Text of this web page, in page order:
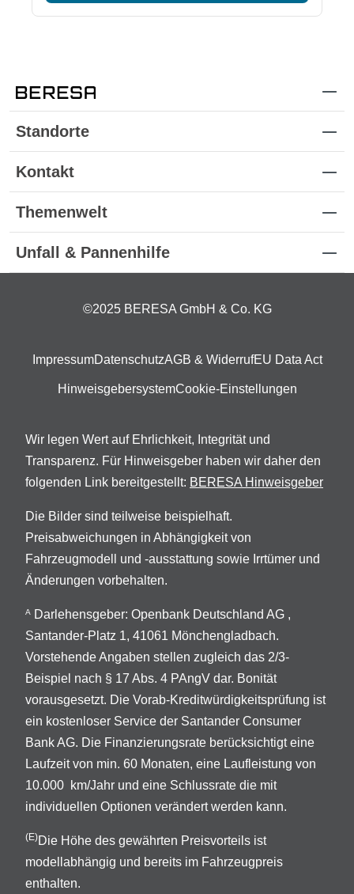
Standorte
Kontakt
Themenwelt
Unfall & Pannenhilfe
©2025 BERESA GmbH & Co. KG
ImpressumDatenschutzAGB & WiderrufEU Data Act
HinweisgebersystemCookie-Einstellungen
Wir legen Wert auf Ehrlichkeit, Integrität und
Transparenz. Für Hinweisgeber haben wir daher den
folgenden Link bereitgestellt: BERESA Hinweisgeber
Die Bilder sind teilweise beispielhaft.
Preisabweichungen in Abhängigkeit von
Fahrzeugmodell und -ausstattung sowie Irrtümer und
Änderungen vorbehalten.
A Darlehensgeber: Openbank Deutschland AG ,
Santander-Platz 1, 41061 Mönchengladbach.
Vorstehende Angaben stellen zugleich das 2/3-
Beispiel nach § 17 Abs. 4 PAngV dar. Bonität
vorausgesetzt. Die Vorab-Kreditwürdigkeitsprüfung ist
ein kostenloser Service der Santander Consumer
Bank AG. Die Finanzierungsrate berücksichtigt eine
Laufzeit von min. 60 Monaten, eine Laufleistung von
10.000 km/Jahr und eine Schlussrate die mit
individuellen Optionen verändert werden kann.
(E)Die Höhe des gewährten Preisvorteils ist
modellabhängig und bereits im Fahrzeugpreis
enthalten.